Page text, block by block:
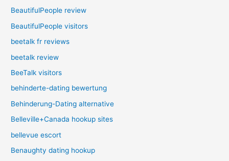
BeautifulPeople review
BeautifulPeople visitors
beetalk fr reviews
beetalk review
BeeTalk visitors
behinderte-dating bewertung
Behinderung-Dating alternative
Belleville+Canada hookup sites
bellevue escort
Benaughty dating hookup